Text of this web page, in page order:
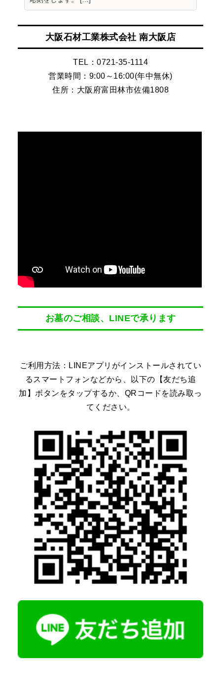
大阪石材工業株式会社 南大阪店
TEL：0721-35-1114
営業時間：9:00～16:00(年中無休)
住所：大阪府富田林市佐備1808
お墓のご相談、LINEで承ります
ご利用方法：LINEアプリがインストールされてい
るスマートフォンなどから、以下の【友だち追
加】ボタンをタップするか、QRコードを読み取っ
てください。